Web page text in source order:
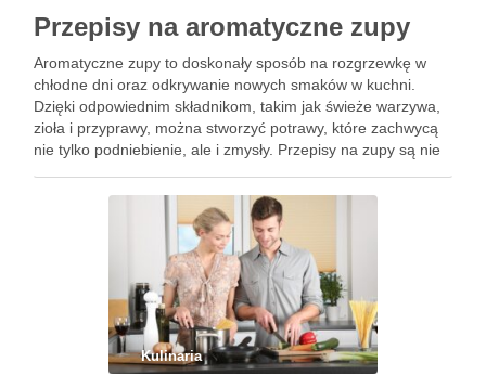
Przepisy na aromatyczne zupy
Aromatyczne zupy to doskonały sposób na rozgrzewkę w
chłodne dni oraz odkrywanie nowych smaków w kuchni.
Dzięki odpowiednim składnikom, takim jak świeże warzywa,
zioła i przyprawy, można stworzyć potrawy, które zachwycą
nie tylko podniebienie, ale i zmysły. Przepisy na zupy są nie
Kulinaria